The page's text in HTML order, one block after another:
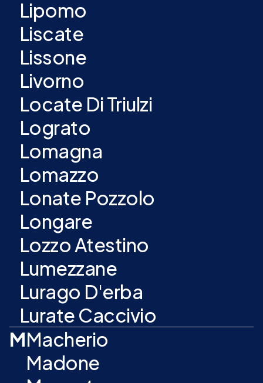
Lipomo
Liscate
Lissone
Livorno
Locate Di Triulzi
Lograto
Lomagna
Lomazzo
Lonate Pozzolo
Longare
Lozzo Atestino
Lumezzane
Lurago D'erba
Lurate Caccivio
MMacherio
Madone